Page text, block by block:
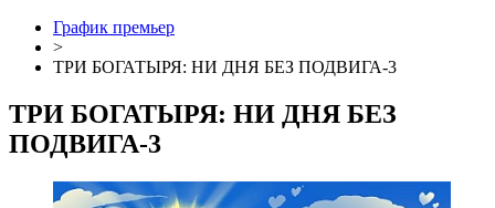
График премьер
>
ТРИ БОГАТЫРЯ: НИ ДНЯ БЕЗ ПОДВИГА-3
ТРИ БОГАТЫРЯ: НИ ДНЯ БЕЗ
ПОДВИГА-3